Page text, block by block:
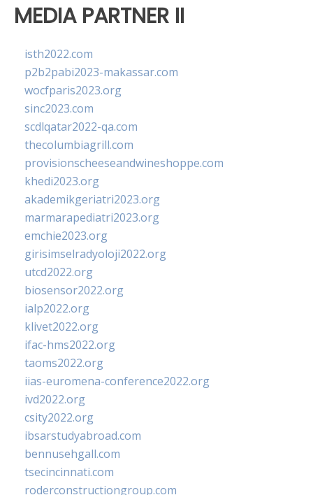
MEDIA PARTNER II
isth2022.com
p2b2pabi2023-makassar.com
wocfparis2023.org
sinc2023.com
scdlqatar2022-qa.com
thecolumbiagrill.com
provisionscheeseandwineshoppe.com
khedi2023.org
akademikgeriatri2023.org
marmarapediatri2023.org
emchie2023.org
girisimselradyoloji2022.org
utcd2022.org
biosensor2022.org
ialp2022.org
klivet2022.org
ifac-hms2022.org
taoms2022.org
iias-euromena-conference2022.org
ivd2022.org
csity2022.org
ibsarstudyabroad.com
bennusehgall.com
tsecincinnati.com
roderconstructiongroup.com